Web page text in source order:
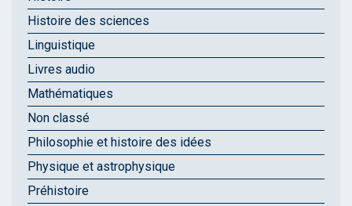
Histoire des sciences
Linguistique
Livres audio
Mathématiques
Non classé
Philosophie et histoire des idées
Physique et astrophysique
Préhistoire